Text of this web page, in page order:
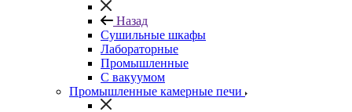
Назад
Сушильные шкафы
Лабораторные
Промышленные
С вакуумом
Промышленные камерные печи